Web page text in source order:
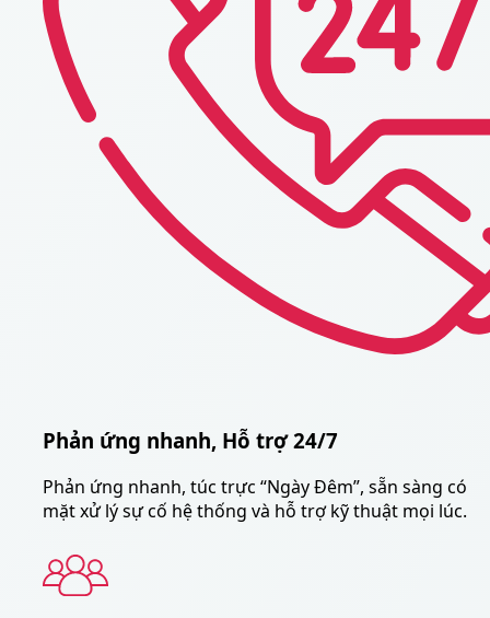
Phản ứng nhanh, Hỗ trợ 24/7
Phản ứng nhanh, túc trực “Ngày Đêm”, sẵn sàng có
mặt xử lý sự cố hệ thống và hỗ trợ kỹ thuật mọi lúc.